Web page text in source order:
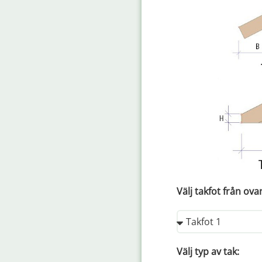
Välj takfot från
Välj typ av tak: